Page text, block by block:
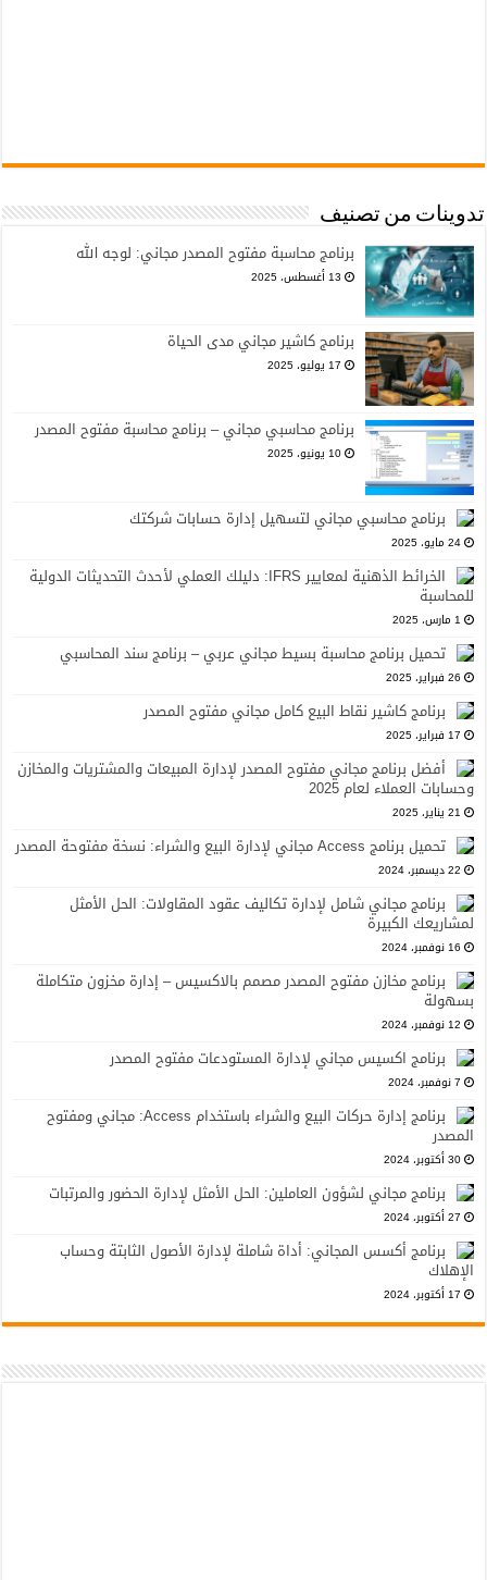
تدوينات من تصنيف
برنامج محاسبة مفتوح المصدر مجاني: لوجه الله
13 أغسطس، 2025
برنامج كاشير مجاني مدى الحياة
17 يوليو، 2025
برنامج محاسبي مجاني – برنامج محاسبة مفتوح المصدر
10 يونيو، 2025
برنامج محاسبي مجاني لتسهيل إدارة حسابات شركتك
24 مايو، 2025
الخرائط الذهنية لمعايير IFRS: دليلك العملي لأحدث التحديثات الدولية
للمحاسبة
1 مارس، 2025
تحميل برنامج محاسبة بسيط مجاني عربي – برنامج سند المحاسبي
26 فبراير، 2025
برنامج كاشير نقاط البيع كامل مجاني مفتوح المصدر
17 فبراير، 2025
أفضل برنامج مجاني مفتوح المصدر لإدارة المبيعات والمشتريات والمخازن
وحسابات العملاء لعام 2025
21 يناير، 2025
تحميل برنامج Access مجاني لإدارة البيع والشراء: نسخة مفتوحة المصدر
22 ديسمبر، 2024
برنامج مجاني شامل لإدارة تكاليف عقود المقاولات: الحل الأمثل
لمشاريعك الكبيرة
16 نوفمبر، 2024
برنامج مخازن مفتوح المصدر مصمم بالاكسيس – إدارة مخزون متكاملة
بسهولة
12 نوفمبر، 2024
برنامج اكسيس مجاني لإدارة المستودعات مفتوح المصدر
7 نوفمبر، 2024
برنامج إدارة حركات البيع والشراء باستخدام Access: مجاني ومفتوح
المصدر
30 أكتوبر، 2024
برنامج مجاني لشؤون العاملين: الحل الأمثل لإدارة الحضور والمرتبات
27 أكتوبر، 2024
برنامج أكسس المجاني: أداة شاملة لإدارة الأصول الثابتة وحساب
الإهلاك
17 أكتوبر، 2024